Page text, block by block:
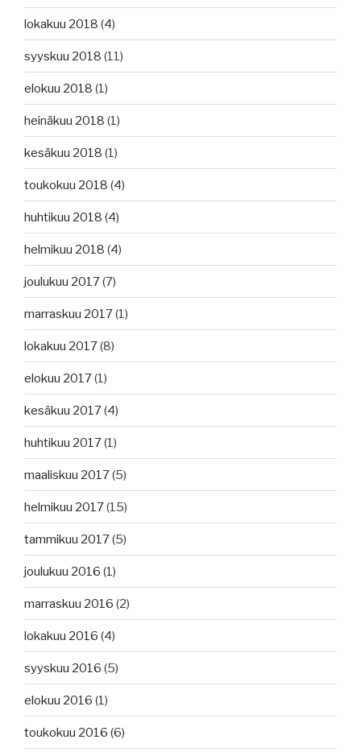
lokakuu 2018 (4)
syyskuu 2018 (11)
elokuu 2018 (1)
heinäkuu 2018 (1)
kesäkuu 2018 (1)
toukokuu 2018 (4)
huhtikuu 2018 (4)
helmikuu 2018 (4)
joulukuu 2017(7)
marraskuu 2017(1)
lokakuu 2017(8)
elokuu 2017(1)
kesäkuu 2017(4)
huhtikuu 2017(1)
maaliskuu 2017(5)
helmikuu 2017(15)
tammikuu 2017(5)
joulukuu 2016 (1)
marraskuu 2016 (2)
lokakuu 2016 (4)
syyskuu 2016 (5)
elokuu 2016 (1)
toukokuu 2016 (6)